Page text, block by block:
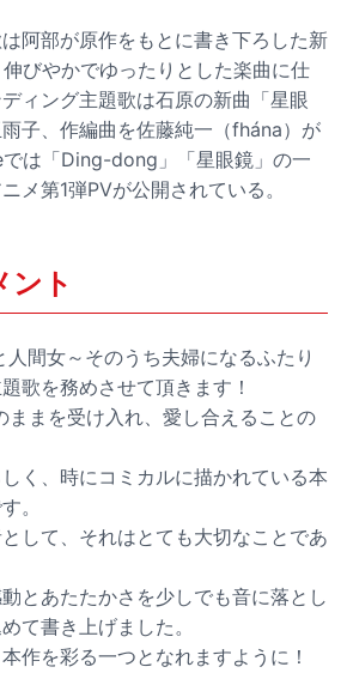
阿部が原作をもとに書き下ろした新
びやかでゆったりとした楽曲に仕
ィング主題歌は石原の新曲「星眼
子、作編曲を佐藤純一（fhána）が
は「Ding-dong」「星眼鏡」の一
メ第1弾PVが公開されている。
ント
間女～そのうち夫婦になるふたり
歌を務めさせて頂きます！
ままを受け入れ、愛し合えることの
く、時にコミカルに描かれている本
。
して、それはとても大切なことであ
とあたたかさを少しでも音に落とし
て書き上げました。
作を彩る一つとなれますように！